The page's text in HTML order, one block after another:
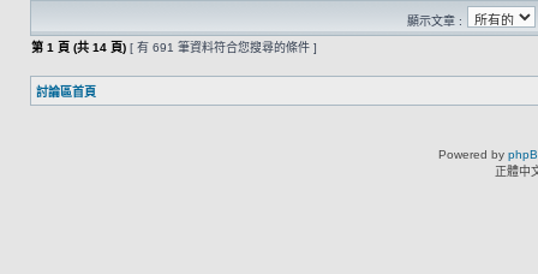
顯示文章 :
第 1 頁 (共 14 頁) [ 有 691 筆資料符合您搜尋的條件 ]
討論區首頁
Powered by
正體中